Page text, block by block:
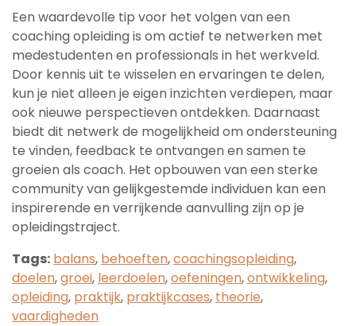
Een waardevolle tip voor het volgen van een
coaching opleiding is om actief te netwerken met
medestudenten en professionals in het werkveld.
Door kennis uit te wisselen en ervaringen te delen,
kun je niet alleen je eigen inzichten verdiepen, maar
ook nieuwe perspectieven ontdekken. Daarnaast
biedt dit netwerk de mogelijkheid om ondersteuning
te vinden, feedback te ontvangen en samen te
groeien als coach. Het opbouwen van een sterke
community van gelijkgestemde individuen kan een
inspirerende en verrijkende aanvulling zijn op je
opleidingstraject.
Tags: balans, behoeften,coachingsopleiding,
doelen,groei, leerdoelen,oefeningen,ontwikkeling,
opleiding, praktijk, praktijkcases, theorie,
vaardigheden